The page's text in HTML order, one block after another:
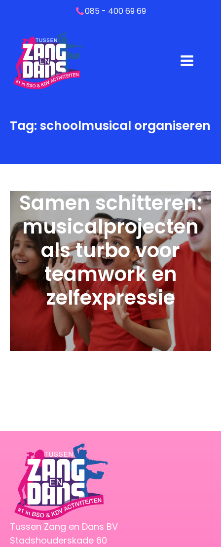
085 - 400 69 69
Tag: schoolmusical organiseren
Samen schitteren:
musicalprojecten
als turbo voor
teamwork en
zelfexpressie
Tussen Zang en Dans BV
Stadshouderskade 60